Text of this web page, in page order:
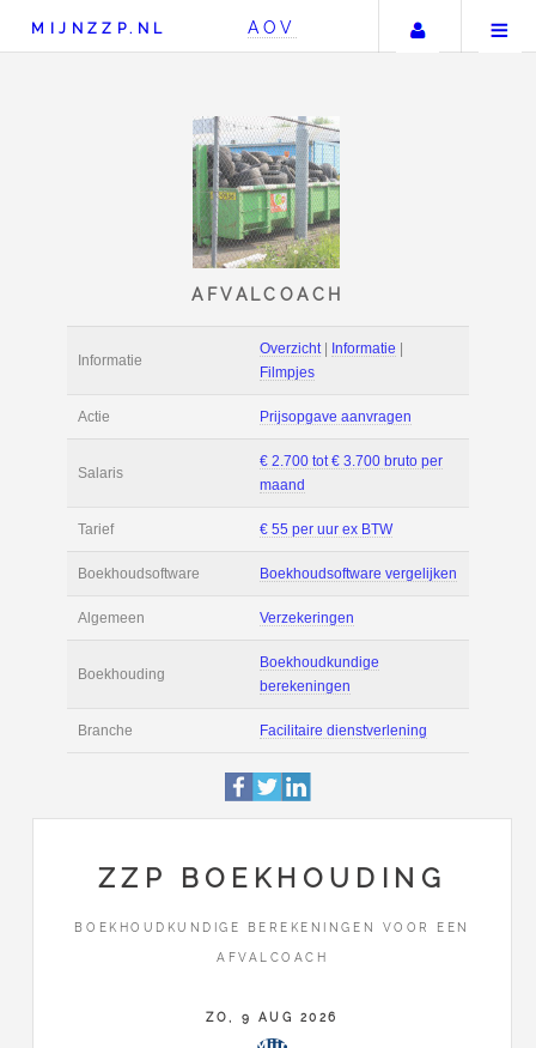
MIJNZZP.NL AOV Uw
AFVALCOACH
Actie Prijsopgave
€ 2.700 tot € 3.700
maand
Tarief € 55 per uur ex
Boekhoudsoftware
Boekhouding
Boekhoudkundige
ZZP BOEKHOUDING
BOEKHOUDKUNDIGE BEREKENINGEN VOOR EEN
AFVALCOACH
ZO, 9 AUG 2026